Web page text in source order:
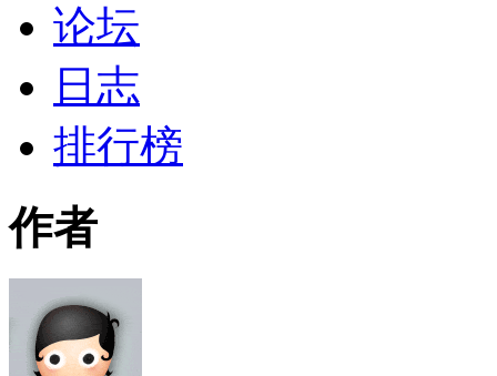
论坛
日志
排行榜
作者